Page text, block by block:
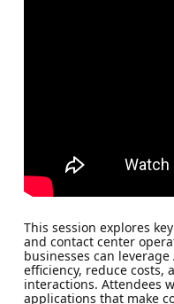
This session explores
and contact center
businesses can
efficiency, reduce costs,
interactions. Attendees
applications that make